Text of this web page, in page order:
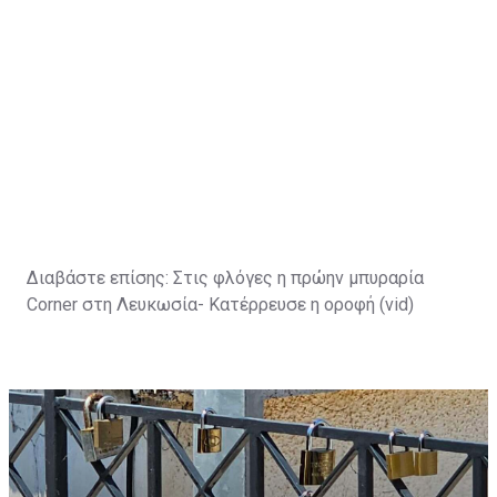
Διαβάστε επίσης: Στις φλόγες η πρώην μπυραρία
Corner στη Λευκωσία- Κατέρρευσε η οροφή (vid)